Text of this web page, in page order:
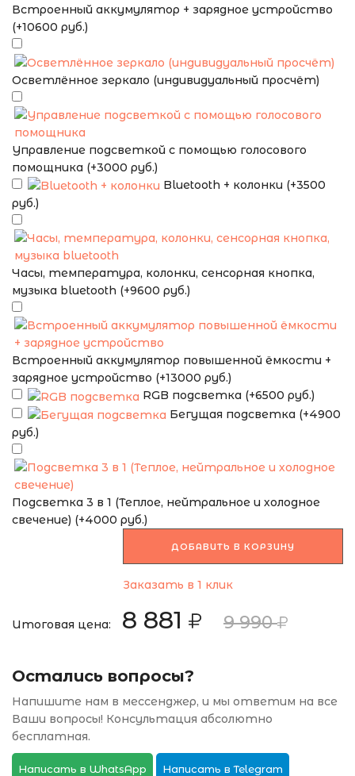
Встроенный аккумулятор + зарядное устройство
(+10600 руб.)
Осветлённое зеркало (индивидуальный просчёт)
Управление подсветкой с помощью голосового
помощника (+3000 руб.)
Bluetooth + колонки (+3500
руб.)
Часы, температура, колонки, сенсорная кнопка,
музыка bluetooth (+9600 руб.)
Встроенный аккумулятор повышенной ёмкости +
зарядное устройство (+13000 руб.)
RGB подсветка (+6500 руб.)
Бегущая подсветка (+4900
руб.)
Подсветка 3 в 1 (Теплое, нейтральное и холодное
свечение) (+4000 руб.)
ДОБАВИТЬ В КОРЗИНУ
Заказать в 1 клик
Итоговая цена: 8 881 9 990
Остались вопросы?
Напишите нам в мессенджер, и мы ответим на все
Ваши вопросы! Консультация абсолютно
бесплатная.
Написать в WhatsApp Написать в Telegram